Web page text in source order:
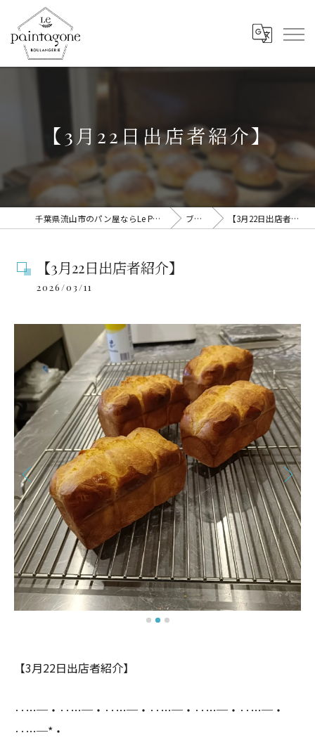
【3月22日出店者紹介】
千葉県流山市のパン屋ならLe Paintagone ブログ 【3月22日出店者紹介】
【3月22日出店者紹介】
2026/03/11
【3月22日出店者紹介】
‥…─・‥…─・‥…─・‥…─・‥…─・‥…─・
‥…─*・